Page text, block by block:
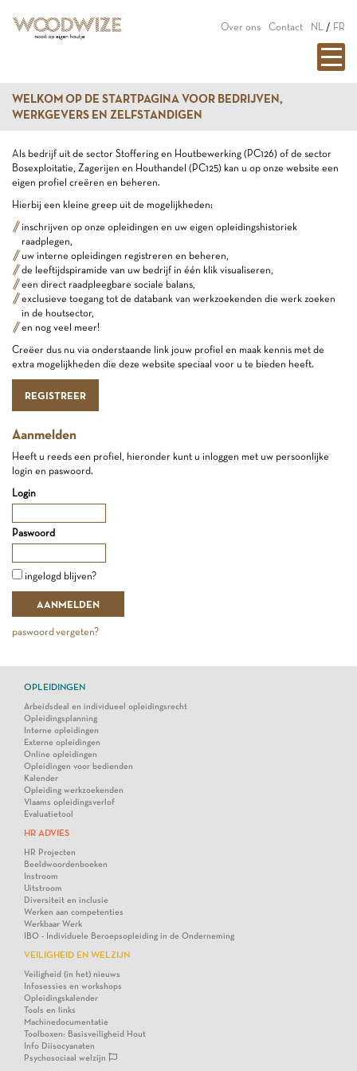
Over ons Contact NL / FR
WELKOM OP DE STARTPAGINA VOOR BEDRIJVEN,
WERKGEVERS EN ZELFSTANDIGEN
Als bedrijf uit de sector Stoffering en Houtbewerking (PC126) of de sector
Bosexploitatie, Zagerijen en Houthandel (PC125) kan u op onze website een
eigen profiel creëren en beheren.
Hierbij een kleine greep uit de mogelijkheden:
inschrijven op onze opleidingen en uw eigen opleidingshistoriek
raadplegen,
uw interne opleidingen registreren en beheren,
de leeftijdspiramide van uw bedrijf in één klik visualiseren,
een direct raadpleegbare sociale balans,
exclusieve toegang tot de databank van werkzoekenden die werk zoeken
in de houtsector,
en nog veel meer!
Creëer dus nu via onderstaande link jouw profiel en maak kennis met de
extra mogelijkheden die deze website speciaal voor u te bieden heeft.
REGISTREER
Aanmelden
Heeft u reeds een profiel, hieronder kunt u inloggen met uw persoonlijke
login en paswoord.
Login
Paswoord
ingelogd blijven?
paswoord vergeten?
OPLEIDINGEN
Arbeidsdeal en individueel opleidingsrecht
Opleidingsplanning
Interne opleidingen
Externe opleidingen
Online opleidingen
Opleidingen voor bedienden
Kalender
Opleiding werkzoekenden
Vlaams opleidingsverlof
Evaluatietool
HR ADVIES
HR Projecten
Beeldwoordenboeken
Instroom
Uitstroom
Diversiteit en inclusie
Werken aan competenties
Werkbaar Werk
IBO - Individuele Beroepsopleiding in de Onderneming
VEILIGHEID EN WELZIJN
Veiligheid (in het) nieuws
Infosessies en workshops
Opleidingskalender
Tools en links
Machinedocumentatie
Toolboxen: Basisveiligheid Hout
Info Diisocyanaten
Psychosociaal welzijn